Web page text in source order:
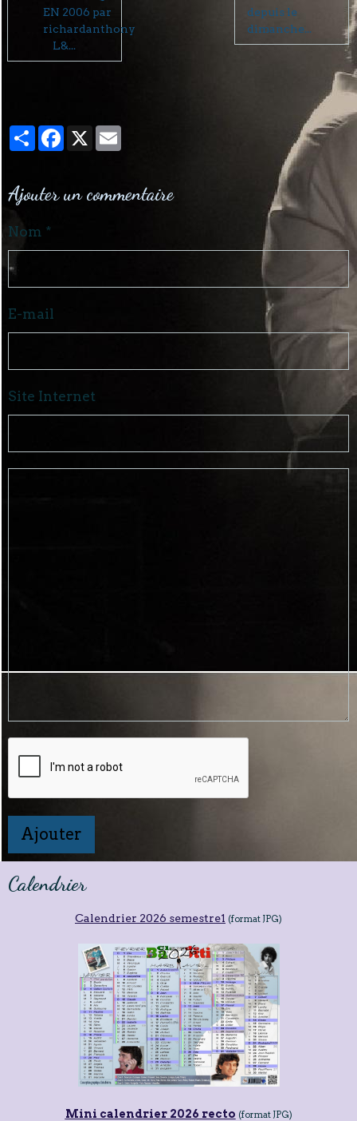
EN 2006 par
richardanthony
L&...
depuis le
dimanche...
PartagerFacebook
X
Ajouter un commentaire
Nom
E-mail
Site Internet
Ajouter
Calendrier
Calendrier 2026 semestre1 (format JPG)
Mini calendrier 2026 recto (format JPG)